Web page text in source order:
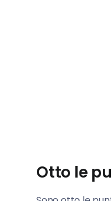
Otto le